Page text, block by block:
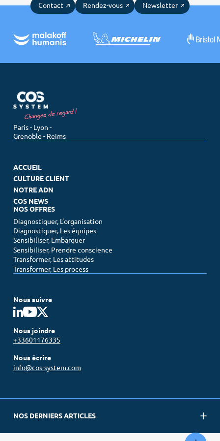
recherche
Contact Rendez-vous Newsletter
Paris - Lyon -
Grenoble - Reims
ACCUEIL
CULTURE CLIENT
NOTRE ADN
COS NEWS
NOS OFFRES
Diagnostiquer, L’organisation
Diagnostiquer, Les équipes
Sensibiliser, Embarquer
Sensibiliser, Prendre conscience
Transformer, Les attitudes
Transformer, Les process
Nous suivre
Nous joindre
+33601176335
Nous écrire
info@cos-system.com
NOS DERNIERS ARTICLES